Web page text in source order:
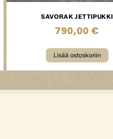
SAVORAK JETTIPUKKI
790,00 €
Lisää ostoskoriin